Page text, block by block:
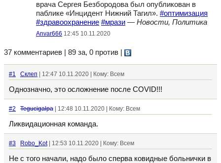
врача Сергея Безбородова был опубликован в
паблике «Инцидент Нижний Тагил». #оптимизация
#здравоохранение #мрази — Новости, Политика
Anvar666 12:45 10.11.2020
37 комментариев | 89 за, 0 против
#1 Склеп | 12:47 10.11.2020 | Кому: Всем
Однозначно, это осложнение после COVID!!!
#2 Tegucigalpa | 12:48 10.11.2020 | Кому: Всем
Ликвидационная команда.
#3 Robo_Kot| 12:53 10.11.2020 | Кому: Всем
Не с того начали, надо было сперва ковидные больнички в